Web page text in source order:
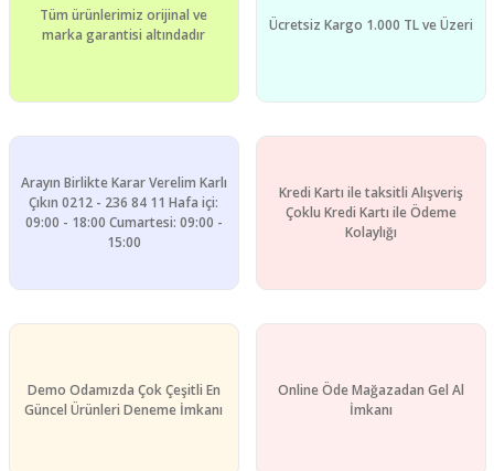
Tüm ürünlerimiz orijinal ve
marka garantisi altındadır
Ücretsiz Kargo 1.000 TL ve Üzeri
Arayın Birlikte Karar Verelim Karlı
Çıkın 0212 - 236 84 11 Hafa içi:
09:00 - 18:00 Cumartesi: 09:00 -
15:00
Kredi Kartı ile taksitli Alışveriş
Çoklu Kredi Kartı ile Ödeme
Kolaylığı
Demo Odamızda Çok Çeşitli En
Güncel Ürünleri Deneme İmkanı
Online Öde Mağazadan Gel Al
İmkanı